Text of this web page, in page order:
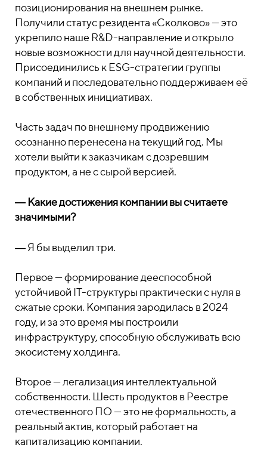
позиционирования на внешнем рынке.
Получили статус резидента «Сколково» — это
укрепило наше R&D-направление и открыло
новые возможности для научной деятельности.
Присоединились к ESG-стратегии группы
компаний и последовательно поддерживаем её
в собственных инициативах.
Часть задач по внешнему продвижению
осознанно перенесена на текущий год. Мы
хотели выйти к заказчикам с дозревшим
продуктом, а не с сырой версией.
― Какие достижения компании вы считаете
значимыми?
― Я бы выделил три.
Первое — формирование дееспособной
устойчивой IT-структуры практически с нуля в
сжатые сроки. Компания зародилась в 2024
году, и за это время мы построили
инфраструктуру, способную обслуживать всю
экосистему холдинга.
Второе — легализация интеллектуальной
собственности. Шесть продуктов в Реестре
отечественного ПО — это не формальность, а
реальный актив, который работает на
капитализацию компании.